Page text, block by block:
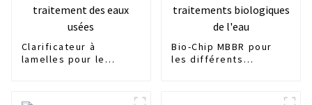
Clarificateur à
lamelles pour le
Bio-Chip MBBR pour
les différents